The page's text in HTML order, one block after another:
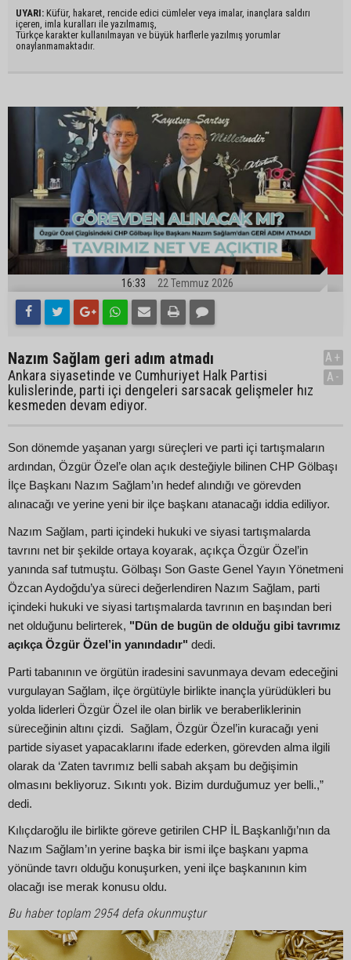
UYARI: Küfür, hakaret, rencide edici cümleler veya imalar, inançlara saldırı
içeren, imla kuralları ile yazılmamış,
Türkçe karakter kullanılmayan ve büyük harflerle yazılmış yorumlar
onaylanmamaktadır.
16:33 22 Temmuz 2026
Nazım Sağlam geri adım atmadı
Ankara siyasetinde ve Cumhuriyet Halk Partisi
kulislerinde, parti içi dengeleri sarsacak gelişmeler hız
kesmeden devam ediyor.
A+
A-
Son dönemde yaşanan yargı süreçleri ve parti içi tartışmaların
ardından, Özgür Özel’e olan açık desteğiyle bilinen CHP Gölbaşı
İlçe Başkanı Nazım Sağlam’ın hedef alındığı ve görevden
alınacağı ve yerine yeni bir ilçe başkanı atanacağı iddia ediliyor.
Nazım Sağlam, parti içindeki hukuki ve siyasi tartışmalarda
tavrını net bir şekilde ortaya koyarak, açıkça Özgür Özel’in
yanında saf tutmuştu. Gölbaşı Son Gaste Genel Yayın Yönetmeni
Özcan Aydoğdu’ya süreci değerlendiren Nazım Sağlam, parti
içindeki hukuki ve siyasi tartışmalarda tavrının en başından beri
net olduğunu belirterek, "Dün de bugün de olduğu gibi tavrımız
açıkça Özgür Özel’in yanındadır" dedi.
Parti tabanının ve örgütün iradesini savunmaya devam edeceğini
vurgulayan Sağlam, ilçe örgütüyle birlikte inançla yürüdükleri bu
yolda liderleri Özgür Özel ile olan birlik ve beraberliklerinin
süreceğinin altını çizdi. Sağlam, Özgür Özel’in kuracağı yeni
partide siyaset yapacaklarını ifade ederken, görevden alma ilgili
olarak da ‘Zaten tavrımız belli sabah akşam bu değişimin
olmasını bekliyoruz. Sıkıntı yok. Bizim durduğumuz yer belli.,”
dedi.
Kılıçdaroğlu ile birlikte göreve getirilen CHP İL Başkanlığı’nın da
Nazım Sağlam’ın yerine başka bir ismi ilçe başkanı yapma
yönünde tavrı olduğu konuşurken, yeni ilçe başkanının kim
olacağı ise merak konusu oldu.
Bu haber toplam 2954 defa okunmuştur